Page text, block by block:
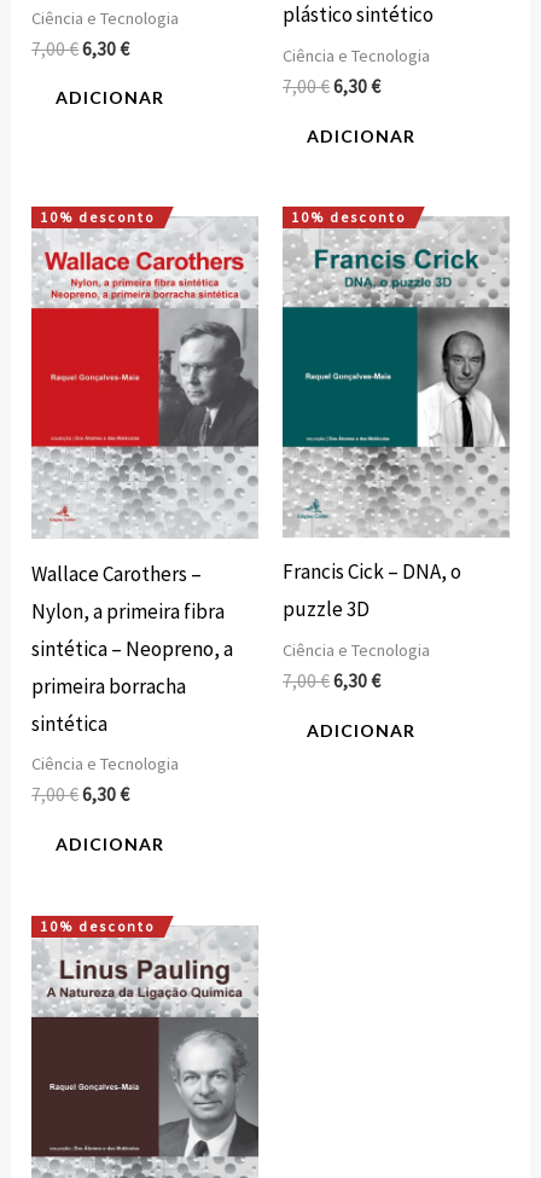
Ciência e Tecnologia
7,00€6,30€
ADICIONAR
plástico sintético
Ciência e Tecnologia
7,00€6,30€
ADICIONAR
10% desconto
Wallace Carothers –
Nylon, a primeira fibra
sintética – Neopreno, a
primeira borracha
sintética
Ciência e Tecnologia
7,00€
O
preço
original
era:
6,30€
O
preço
atual
é:
ADICIONAR
10% desconto
Francis Cick – DNA, o
puzzle 3D
Ciência e Tecnologia
7,00€
O
preço
original
era:
6,30€
O
preço
atual
é:
ADICIONAR
10% desconto
O
preço
original
era:
O
preço
atual
é: